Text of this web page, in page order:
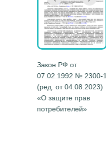
Закон РФ от
07.02.1992 № 2300-1
(ред. от 04.08.2023)
«О защите прав
потребителей»